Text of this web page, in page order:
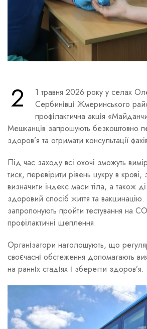
2
1 травня 2026 року у селах
Сербинівці Жмеринського
профілактична акція
Мешканців запрошують безкоштовно
здоров’я та отримати консультації
Під час заходу всі охочі зможуть
тиск, перевірити рівень цукру в
визначити індекс маси тіла, а також
здоровий спосіб життя та
запропонують пройти тестування на
профілактичні щеплення.
Організатори наголошують, що
своєчасні обстеження допомагають
на ранніх стадіях і зберегти здоров’я.